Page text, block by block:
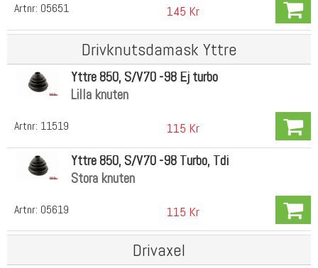
Artnr: 05651 145 Kr
Drivknutsdamask Yttre
Artnr: 11519
Yttre 850, S/V70 -98 Ej turbo
Lilla knuten
115 Kr
Artnr: 05619
Yttre 850, S/V70 -98 Turbo, Tdi
Stora knuten
115 Kr
Drivaxel